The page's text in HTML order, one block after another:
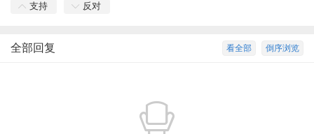
支持 反对
倒序浏览
看全部
全部回复